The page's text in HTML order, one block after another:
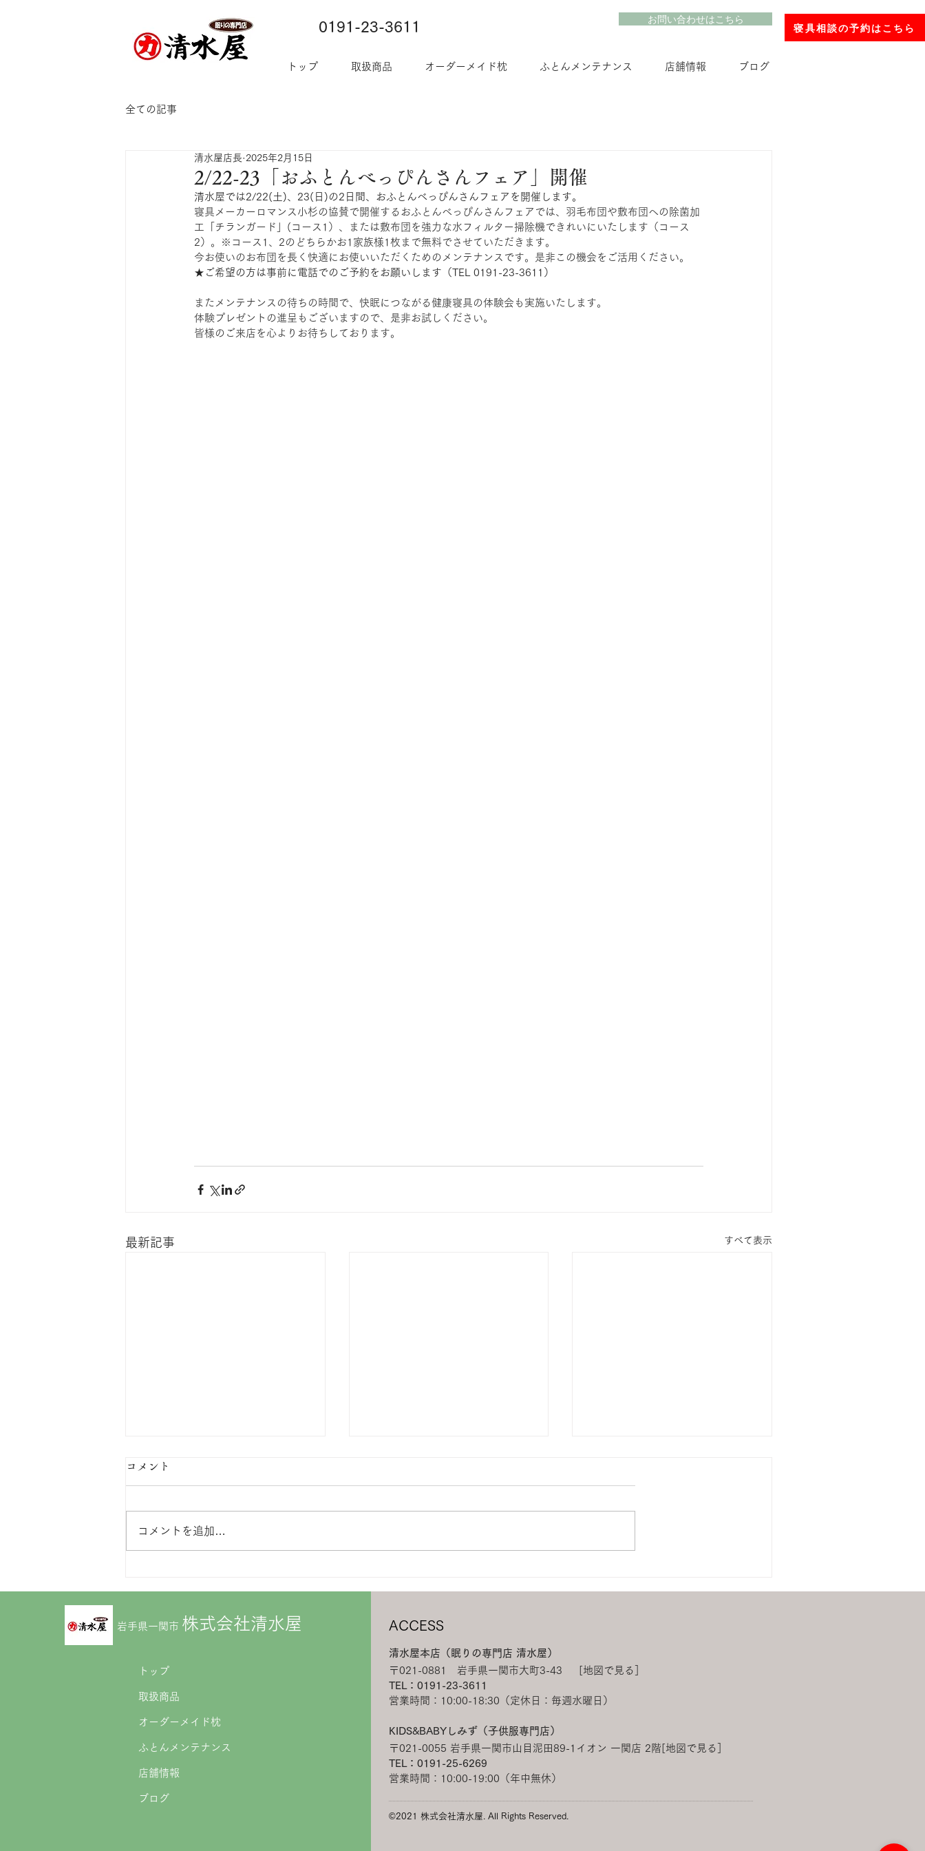
寝具相談の予約はこちら
0191-23-3611
お問い合わせはこちら
トップ 取扱商品 オーダーメイド枕 ふとんメンテナンス 店舗情報 ブログ
全ての記事
2/22-23「おふとんべっぴんさんフェア」開催
清水屋店長 2025年2月15日
清水屋では2/22(土)、23(日)の2日間、おふとんべっぴんさんフェアを開催します。
寝具メーカーロマンス小杉の協賛で開催するおふとんべっぴんさんフェアでは、羽毛布団や敷布団への除菌加
工「チランガード」(コース1）、または敷布団を強力な水フィルター掃除機できれいにいたします（コース
2）。※コース1、2のどちらかお1家族様1枚まで無料でさせていただきます。
今お使いのお布団を長く快適にお使いいただくためのメンテナンスです。是非この機会をご活用ください。
★ご希望の方は事前に電話でのご予約をお願いします（TEL 0191-23-3611）
またメンテナンスの待ちの時間で、快眠につながる健康寝具の体験会も実施いたします。
体験プレゼントの進呈もございますので、是非お試しください。
皆様のご来店を心よりお待ちしております。
最新記事 すべて表示
開催
コメント
コメントを追加…
岩手県一関市 株式会社清水屋
トップ
取扱商品
オーダーメイド枕
ふとんメンテナンス
店舗情報
ブログ
ACCESS
清水屋本店（眠りの専門店 清水屋）
〒021-0881 岩手県一関市大町3-43
[地図で見る］
TEL：0191-23-3611
営業時間：10:00-18:30（定休日：毎週水曜日）
KIDS&BABYしみず（子供服専門店）
〒021-0055 岩手県一関市山目泥田89-1イオン 一関店 2階 [地図で見る］
TEL：0191-25-6269
営業時間：10:00-19:00（年中無休）
©2021 株式会社清水屋. All Rights Reserved.